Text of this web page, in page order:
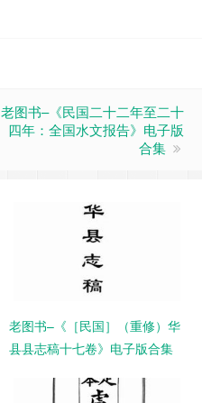
老图书–《民国二十二年至二十
四年：全国水文报告》电子版
合集
老图书–《［民国］（重修）华
县县志稿十七卷》电子版合集